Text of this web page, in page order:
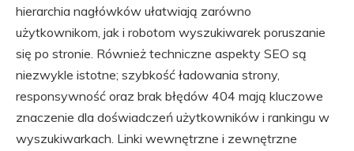
hierarchia nagłówków ułatwiają zarówno
użytkownikom, jak i robotom wyszukiwarek poruszanie
się po stronie. Również techniczne aspekty SEO są
niezwykle istotne; szybkość ładowania strony,
responsywność oraz brak błędów 404 mają kluczowe
znaczenie dla doświadczeń użytkowników i rankingu w
wyszukiwarkach. Linki wewnętrzne i zewnętrzne